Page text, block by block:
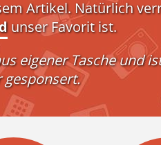
Artikel. Natürlich
unser Favorit ist.
eigener Tasche und
gesponsert.